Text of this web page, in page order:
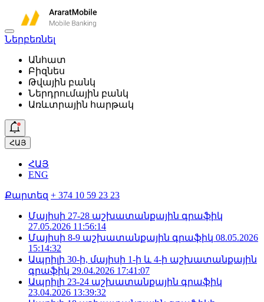
Ներբեռնել
Անհատ
Բիզնես
Թվային բանկ
Ներդրումային բանկ
Առևտրային հարթակ
ՀԱՅ
ՀԱՅ
ENG
Քարտեզ + 374 10 59 23 23
Մայիսի 27-28 աշխատանքային գրաֆիկ
27.05.2026 11:56:14
Մայիսի 8-9 աշխատանքային գրաֆիկ 08.05.2026
15:14:32
Ապրիլի 30-ի, մայիսի 1-ի և 4-ի աշխատանքային
գրաֆիկ 29.04.2026 17:41:07
Ապրիլի 23-24 աշխատանքային գրաֆիկ
23.04.2026 13:39:32